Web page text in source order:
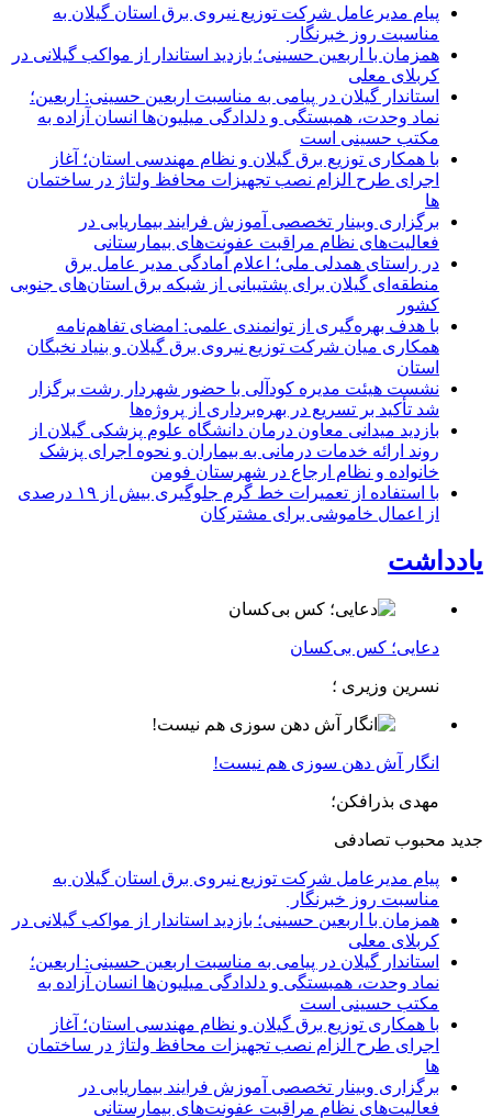
پیام مدیرعامل شركت توزیع نیروی برق استان گیلان به
مناسبت روز خبرنگار ‌
همزمان با اربعین حسینی؛ بازدید استاندار از مواکب گیلانی در
کربلای معلی
استاندار گیلان در پیامی به مناسبت اربعین حسینی: اربعین؛
نماد وحدت، همبستگی و دلدادگی میلیون‌ها انسان آزاده به
مکتب حسینی است
با همکاری توزیع برق گیلان و نظام مهندسی استان؛ آغاز
اجرای طرح الزام نصب تجهیزات محافظ ولتاژ در ساختمان
ها
برگزاری وبینار تخصصی آموزش فرایند بیماریابی در
فعالیت‌های نظام مراقبت عفونت‌های بیمارستانی
در راستای همدلی ملی؛ اعلام آمادگی مدیر عامل برق
منطقه‌ای گیلان برای پشتیبانی از شبكه برق استان‌های جنوبی
كشور
با هدف بهره‌گیری از توانمندی علمی: امضای تفاهم‌نامه
همكاری میان شركت توزیع نیروی برق گیلان و بنیاد نخبگان
استان
نشست هیئت مدیره کودآلی با حضور شهردار رشت برگزار
شد تأکید بر تسریع در بهره‌برداری از پروژه‌ها
بازدید میدانی معاون درمان دانشگاه علوم پزشکی گیلان از
روند ارائه خدمات درمانی به بیماران و نحوه اجرای پزشک
خانواده و نظام ارجاع در شهرستان فومن
با استفاده از تعمیرات خط گرم جلوگیری بیش از ۱۹ درصدی
از اعمال خاموشی برای مشتركان
یادداشت
دعایی؛ کس بی‌کسان
نسرین وزیری ؛
انگار آش دهن سوزی هم نیست!
مهدی بذرافکن؛
جدید محبوب تصادفی
پیام مدیرعامل شركت توزیع نیروی برق استان گیلان به
مناسبت روز خبرنگار ‌
همزمان با اربعین حسینی؛ بازدید استاندار از مواکب گیلانی در
کربلای معلی
استاندار گیلان در پیامی به مناسبت اربعین حسینی: اربعین؛
نماد وحدت، همبستگی و دلدادگی میلیون‌ها انسان آزاده به
مکتب حسینی است
با همکاری توزیع برق گیلان و نظام مهندسی استان؛ آغاز
اجرای طرح الزام نصب تجهیزات محافظ ولتاژ در ساختمان
ها
برگزاری وبینار تخصصی آموزش فرایند بیماریابی در
فعالیت‌های نظام مراقبت عفونت‌های بیمارستانی